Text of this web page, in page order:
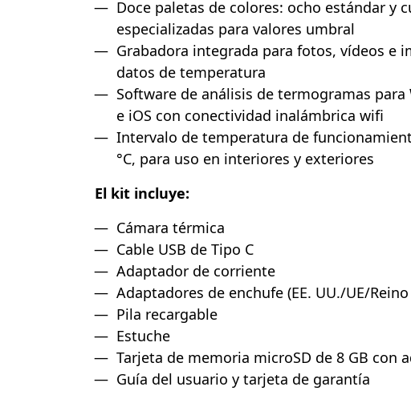
Doce paletas de colores: ocho estándar y
especializadas para valores umbral
Grabadora integrada para fotos, vídeos e
datos de temperatura
Software de análisis de termogramas
e iOS con conectividad inalámbrica wifi
Intervalo de temperatura de
°C, para uso en interiores y exteriores
El kit incluye:
Cámara térmica
Cable USB de Tipo C
Adaptador de corriente
Adaptadores de enchufe (EE. UU./UE/
Pila recargable
Estuche
Tarjeta de memoria microSD de 8 GB con
Guía del usuario y tarjeta de garantía